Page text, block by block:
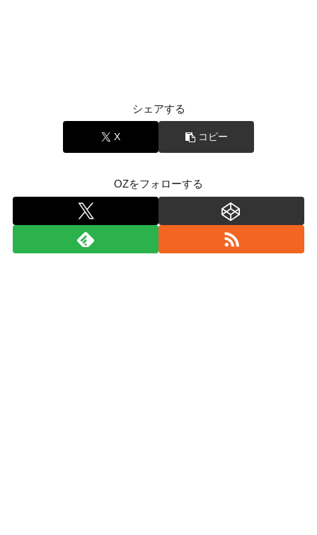
シェアする
X コピー
OZをフォローする